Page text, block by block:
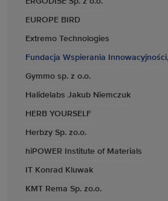
EUROPE BIRD
Extremo Technologies
Fundacja Wspierania
Gymmo sp. z o.o.
Halidelabs Jakub Niemczuk
HERB YOURSELF
Herbzy Sp. zo.o.
hiPOWER Institute of Materials
IT Konrad Kluwak
KMT Rema Sp. zo.o.